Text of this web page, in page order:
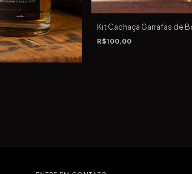
Kit Cachaça Garrafas de
R$100,00